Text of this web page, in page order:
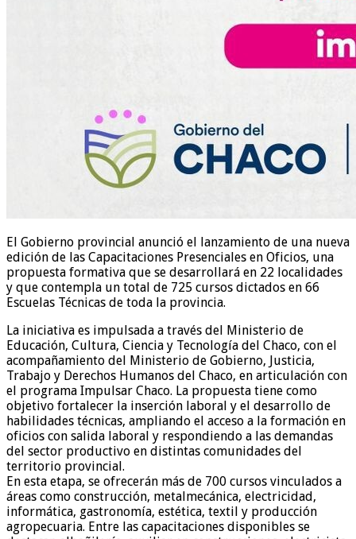
El Gobierno provincial anunció el lanzamiento de una nueva
edición de las Capacitaciones Presenciales en Oficios, una
propuesta formativa que se desarrollará en 22 localidades
y que contempla un total de 725 cursos dictados en 66
Escuelas Técnicas de toda la provincia.
La iniciativa es impulsada a través del Ministerio de
Educación, Cultura, Ciencia y Tecnología del Chaco, con el
acompañamiento del Ministerio de Gobierno, Justicia,
Trabajo y Derechos Humanos del Chaco, en articulación con
el programa Impulsar Chaco. La propuesta tiene como
objetivo fortalecer la inserción laboral y el desarrollo de
habilidades técnicas, ampliando el acceso a la formación en
oficios con salida laboral y respondiendo a las demandas
del sector productivo en distintas comunidades del
territorio provincial.
En esta etapa, se ofrecerán más de 700 cursos vinculados a
áreas como construcción, metalmecánica, electricidad,
informática, gastronomía, estética, textil y producción
agropecuaria. Entre las capacitaciones disponibles se